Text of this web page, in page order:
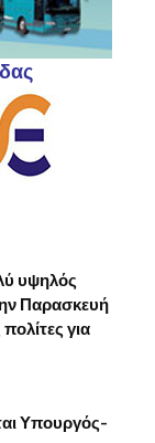
υψηλός
Παρασκευή
για
Υπουργός-